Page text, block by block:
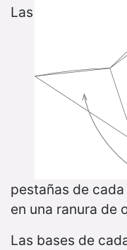
Las
pestañas de
en una ranura de
Las bases de